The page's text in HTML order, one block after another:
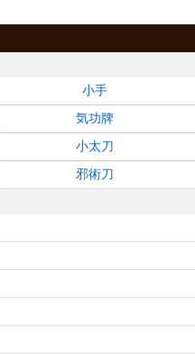
小手
気功牌
小太刀
邪術刀